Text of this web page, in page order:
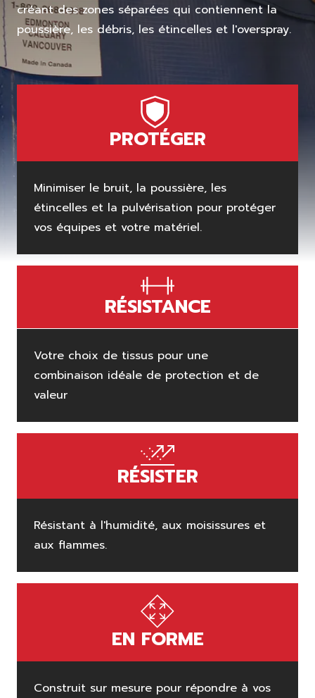
créant des zones séparées qui contiennent la
poussière, les débris, les étincelles et l'overspray.
PROTÉGER
Minimiser le bruit, la poussière, les
étincelles et la pulvérisation pour protéger
vos équipes et votre matériel.
RÉSISTANCE
Votre choix de tissus pour une
combinaison idéale de protection et de
valeur
RÉSISTER
Résistant à l'humidité, aux moisissures et
aux flammes.
EN FORME
Construit sur mesure pour répondre à vos